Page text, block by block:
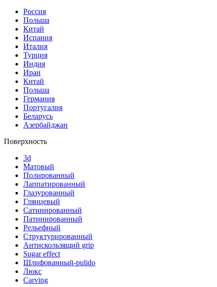
Россия
Польша
Китай
Испания
Италия
Турция
Индия
Иран
Китай
Польша
Германия
Португалия
Беларусь
Азербайджан
Поверхность
3d
Матовый
Полированный
Лаппатированный
Глазурованный
Глянцевый
Сатинированный
Патинированный
Рельефный
Структурированный
Антискользящий grip
Sugar effect
Шлифованный-pulido
Люкс
Сarving